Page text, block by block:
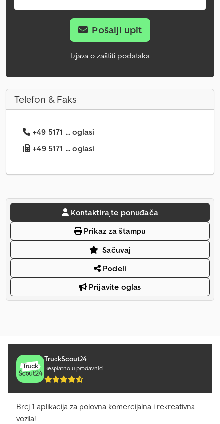
Pošalji upit
Izjava o zaštiti podataka
Telefon & Faks
+49 5171 ... oglasi
+49 5171 ... oglasi
Kontaktirajte ponuđača
Prikaz za štampu
Sačuvaj
Podeli
Prijavite oglas
TruckScout24
Besplatno u prodavnici
Broj 1 aplikacija za polovna komercijalna i rekreativna
vozila!